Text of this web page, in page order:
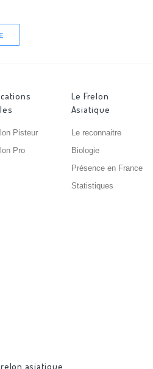
Pisteur
Pro
Le Frelon
Asiatique
Le reconnaitre
Biologie
Présence en France
Statistiques
asiatique